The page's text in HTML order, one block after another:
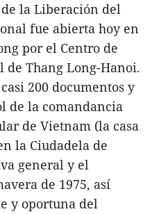
la Liberación del
fue abierta hoy en
por el Centro de
Thang Long-Hanoi.
200 documentos y
de la comandancia
de Vietnam (la casa
la Ciudadela de
general y el
de 1975, así
y oportuna del